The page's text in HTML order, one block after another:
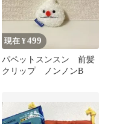
現在 ¥499
パペットスンスン 前髪
クリップ ノンノンB